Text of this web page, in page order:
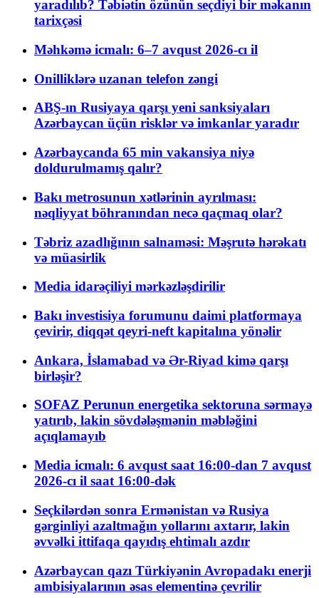
yaradılıb? Təbiətin özünün seçdiyi bir məkanın
tarixçəsi
Məhkəmə icmalı: 6–7 avqust 2026-cı il
Onilliklərə uzanan telefon zəngi
ABŞ-ın Rusiyaya qarşı yeni sanksiyaları
Azərbaycan üçün risklər və imkanlar yaradır
Azərbaycanda 65 min vakansiya niyə
doldurulmamış qalır?
Bakı metrosunun xətlərinin ayrılması:
nəqliyyat böhranından necə qaçmaq olar?
Təbriz azadlığının salnaməsi: Məşrutə hərəkatı
və müasirlik
Media idarəçiliyi mərkəzləşdirilir
Bakı investisiya forumunu daimi platformaya
çevirir, diqqət qeyri-neft kapitalına yönəlir
Ankara, İslamabad və Ər-Riyad kimə qarşı
birləşir?
SOFAZ Perunun energetika sektoruna sərmayə
yatırıb, lakin sövdələşmənin məbləğini
açıqlamayıb
Media icmalı: 6 avqust saat 16:00-dan 7 avqust
2026-cı il saat 16:00-dək
Seçkilərdən sonra Ermənistan və Rusiya
gərginliyi azaltmağın yollarını axtarır, lakin
əvvəlki ittifaqa qayıdış ehtimalı azdır
Azərbaycan qazı Türkiyənin Avropadakı enerji
ambisiyalarının əsas elementinə çevrilir